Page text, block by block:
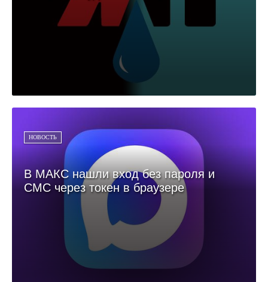
НОВОСТЬ
В МАКС нашли вход без пароля и
СМС через токен в браузере